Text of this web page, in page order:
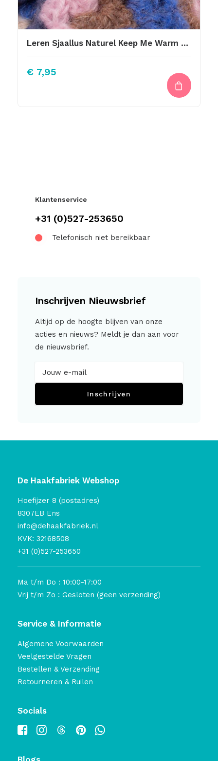
Leren Sjaallus Naturel Keep Me Warm Roze
€ 7,95
Klantenservice
+31 (0)527-253650
Telefonisch niet bereikbaar
Inschrijven Nieuwsbrief
Altijd op de hoogte blijven van onze
acties en nieuws? Meldt je dan aan voor
de nieuwsbrief.
Inschrijven
De Haakfabriek Webshop
Hoefijzer 8 (postadres)
8307EB Ens
info@dehaakfabriek.nl
KVK: 32168508
+31 (0)527-253650
Ma t/m Do : 10:00-17:00
Vrij t/m Zo : Gesloten (geen verzending)
Service & Informatie
Algemene Voorwaarden
Veelgestelde Vragen
Bestellen & Verzending
Retourneren & Ruilen
Socials